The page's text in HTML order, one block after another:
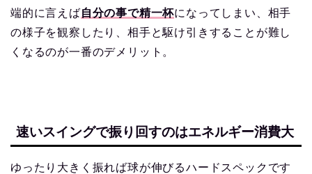
端的に言えば自分の事で精一杯になってしまい、相手
の様子を観察したり、相手と駆け引きすることが難し
くなるのが一番のデメリット。
速いスイングで振り回すのはエネルギー消費大
ゆったり大きく振れば球が伸びるハードスペックです